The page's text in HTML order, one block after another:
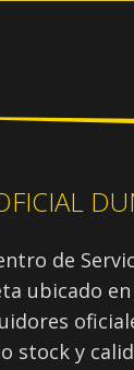
de
ubicado
stock y